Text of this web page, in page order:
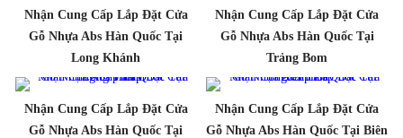
Nhận Cung Cấp Lắp Đặt Cửa
Gỗ Nhựa Abs Hàn Quốc Tại
Long Khánh
Nhận Cung Cấp Lắp Đặt Cửa
Gỗ Nhựa Abs Hàn Quốc Tại
Trảng Bom
Nhận Cung Cấp Lắp Đặt Cửa
Gỗ Nhựa Abs Hàn Quốc Tại
Nhận Cung Cấp Lắp Đặt Cửa
Gỗ Nhựa Abs Hàn Quốc Tại Biên